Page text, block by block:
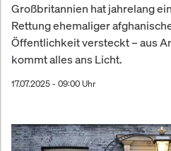
Großbritannien hat jahrelang
Rettung ehemaliger
Öffentlichkeit versteckt – aus
kommt alles ans Licht.
17.07.2025 - 09:00 Uhr